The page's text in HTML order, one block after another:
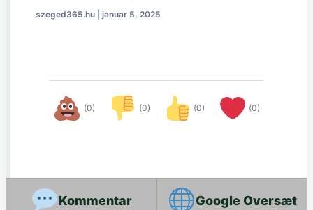
szeged365.hu januar 5, 2025
(0) (0) (0) (0)
Google Oversæt